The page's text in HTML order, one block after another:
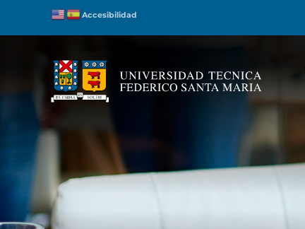
Accesibilidad